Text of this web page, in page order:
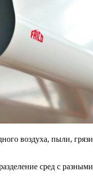
воздуха, пыли,
сред с